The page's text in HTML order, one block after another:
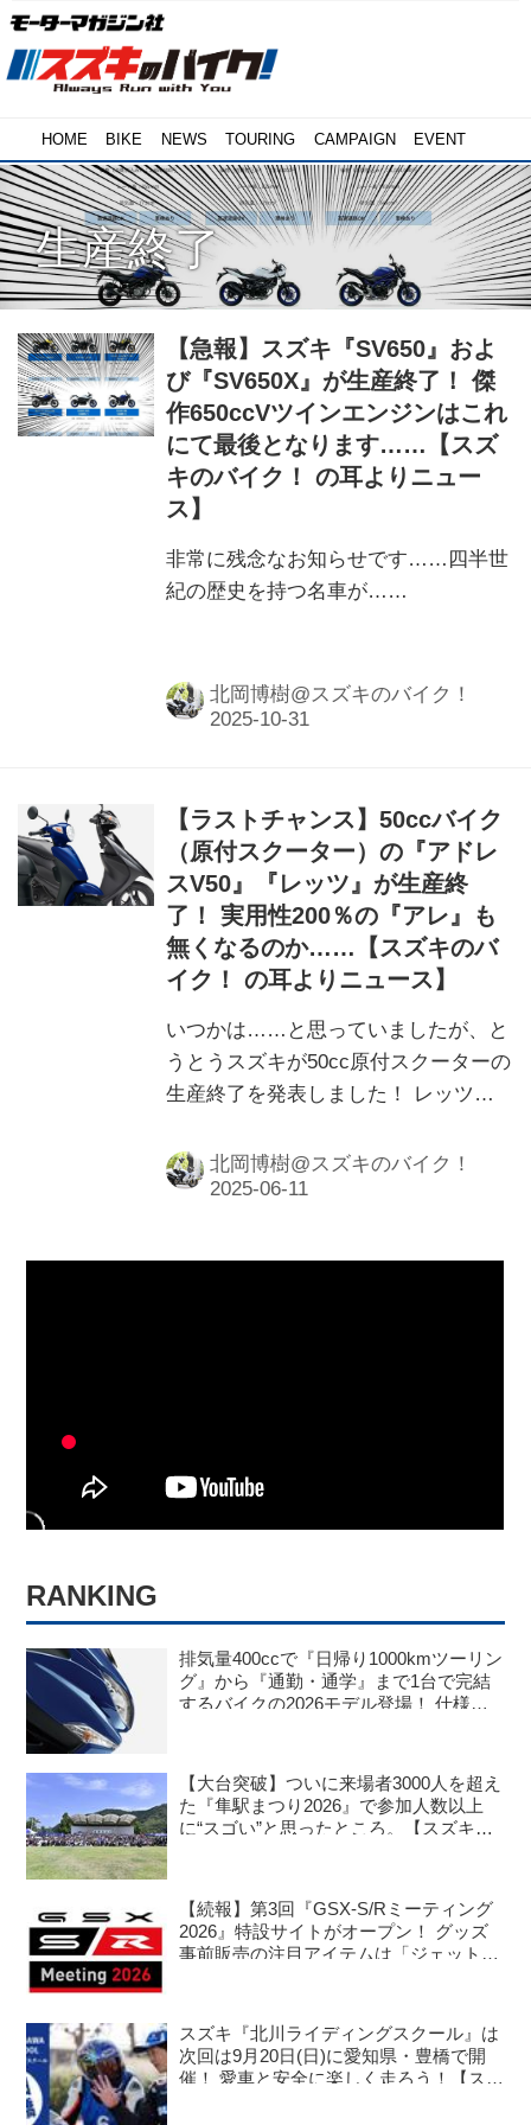
HOME BIKE NEWS TOURING CAMPAIGN EVENT
生産終了
【急報】スズキ『SV650』およ
び『SV650X』が生産終了！ 傑
作650ccVツインエンジンはこれ
にて最後となります……【スズ
キのバイク！ の耳よりニュー
ス】
非常に残念なお知らせです……四半世
紀の歴史を持つ名車が……
北岡博樹@スズキのバイク！
【ラストチャンス】50ccバイク
（原付スクーター）の『アドレ
スV50』『レッツ』が生産終
了！ 実用性200％の『アレ』も
無くなるのか……【スズキのバ
イク！ の耳よりニュース】
いつかは……と思っていましたが、と
うとうスズキが50cc原付スクーターの
生産終了を発表しました！ レッツも
ャンス!?北岡博樹@スズキのバイク！
RANKING
排気量400ccで『日帰り1000kmツーリン
グ』から『通勤・通学』まで1台で完結
するバイクの2026モデル登場！ 仕様変
のバイク！ の新車ニュース】
【大台突破】ついに来場者3000人を超え
た『隼駅まつり2026』で参加人数以上
に“スゴい”と思ったところ。【スズキの
【続報】第3回『GSX-S/Rミーティング
2026』特設サイトがオープン！ グッズ
事前販売の注目アイテムは「ジェットス
スズキ『北川ライディングスクール』は
次回は9月20日(日)に愛知県・豊橋で開
催！ 愛車と安全に楽しく走ろう！【スズ